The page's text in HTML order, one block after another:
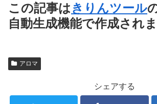
この記事はきりんツール
自動生成機能で作成され
アロマ
シェアする